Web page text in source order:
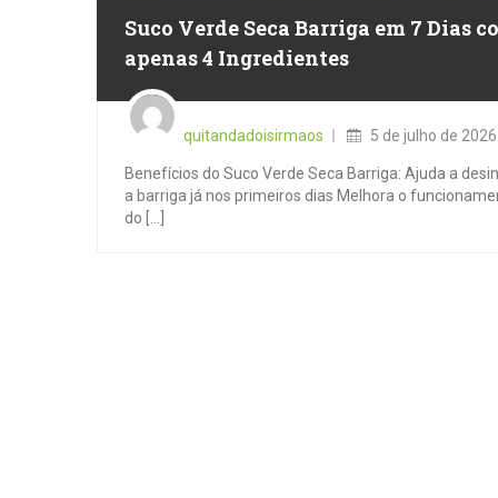
Suco Verde Seca Barriga em 7 Dias
apenas 4 Ingredientes
quitandadoisirmaos
Posted
on
5 de julho de 2026
Benefícios do Suco Verde Seca Barriga: Ajuda a
a barriga já nos primeiros dias Melhora o
do [...]